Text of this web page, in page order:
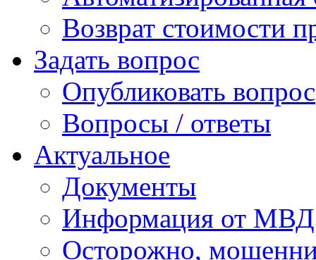
Возврат стоимости
Задать вопрос
Опубликовать вопрос
Вопросы / ответы
Актуальное
Документы
Информация от МВД
Осторожно,